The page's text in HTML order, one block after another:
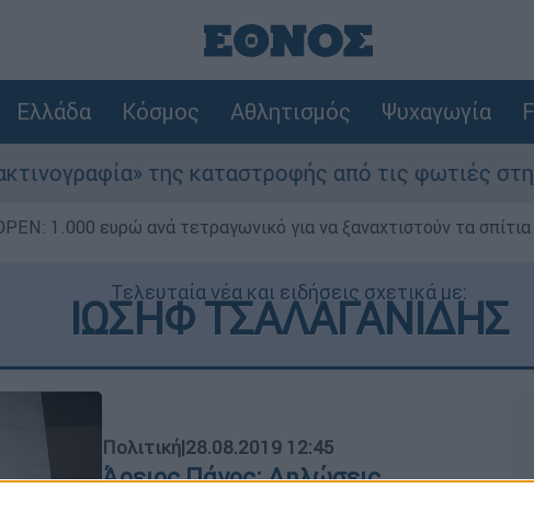
Ελλάδα Κόσμος Αθλητισμός Ψυχαγωγία
της καταστροφής από τις φωτιές στη
1.000 ευρώ ανά τετραγωνικό για να ξαναχτιστούν τα σπίτια
Τελευταία νέα και ειδήσεις σχετικά με:
ΙΩΣΗΦ ΤΣΑΛΑΓΑΝΙΔΗΣ
Πολιτική|28.08.2019 12:45
Άρειος Πάγος: Δηλώσεις